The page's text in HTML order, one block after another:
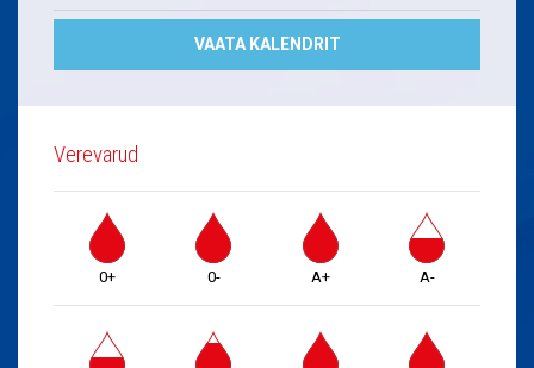
VAATA KALENDRIT
Verevarud
0+ 0- A+ A-